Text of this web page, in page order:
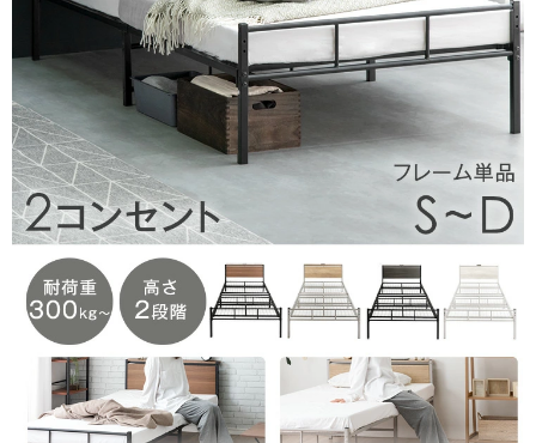
ざいます。無事に商品の組み立てを完了されたとのこと、
安心いたしました。また、商品強度にご満足いただけたよ
うで嬉しく思います。さらに、組み立てに関してまして、
貴重なご意見ありがとうございます。お客様から頂いた貴
重なお声を参考に、商品開発・改善に努めてまいります。
今後もお客様にご満足いただける商品・サービスの提供に
努めてまいりますので、引き続きタンスのゲンをどうぞよ
ろしくお願いいたします。
06/01/2026
板のたんぱんの角の処理が良くなかった。鉄部は綺麗な作りだ
った。納まりは良い。輸送で汚れるのは仕方ないが外箱はかな
りボロボロで汚れていた。